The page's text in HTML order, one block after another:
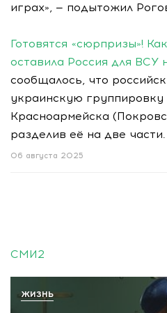
играх», — подытожил
Готовятся «сюрпризы»!
оставила Россия для ВСУ
сообщалось, что
украинскую
Красноармейска
разделив её на две части.
06 августа 2025
СМИ2
ЖИЗНЬ